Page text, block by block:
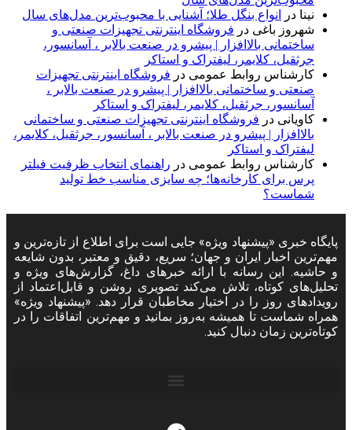
نینا در
انواع بنگل طلا؛ آشنایی با محبوب‌ترین مدل‌های سال
شهروز باغی در فروشگاه اینترنتی تجهیزات صنعتی و
ساختمانی بالاافزار | پیشرو در صنعت بالابر ، آسانسور،
جرثقیل، کلایمر، لیفتراک و استاکر
کارشناس روابط عمومی در فروشگاه اینترنتی تجهیزات
صنعتی و ساختمانی بالاافزار | پیشرو در صنعت بالابر ،
آسانسور، جرثقیل، کلایمر، لیفتراک و استاکر
کاویانی در فروشگاه اینترنتی تجهیزات صنعتی و ساختمانی
بالاافزار | پیشرو در صنعت بالابر ، آسانسور، جرثقیل، کلایمر،
لیفتراک و استاکر
کارشناس روابط عمومی در راهنمای انتخاب ظرفیت فیلتر
پرس برای کارخانه‌ها؛ چه سایزی مناسب خط تولید
شماست؟
پایگاه خبری «پیشنهاد ویژه» جایی است برای اطلاع از تازه‌ترین و
مهم‌ترین اخبار ایران و جهان؛ سریع، دقیق و معتبر، بدون شایعه
و حاشیه. این رسانه با ارائه خبرهای داغ، گزارش‌های ویژه و
تحلیل‌های کوتاه، تلاش می‌کند تصویری روشن و قابل‌اعتماد از
رویدادهای روز را در اختیار مخاطبان قرار دهد. «پیشنهاد ویژه»
همراه شماست تا همیشه به‌روز بمانید و مهم‌ترین اتفاقات را در
کوتاه‌ترین زمان دنبال کنید.